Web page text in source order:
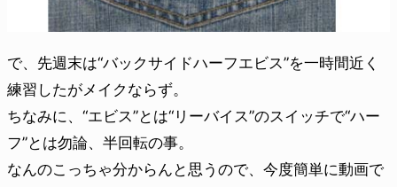
で、先週末は“バックサイドハーフエビス”を一時間近く
練習したがメイクならず。
ちなみに、“エビス”とは“リーバイス”のスイッチで“ハー
フ”とは勿論、半回転の事。
なんのこっちゃ分からんと思うので、今度簡単に動画で